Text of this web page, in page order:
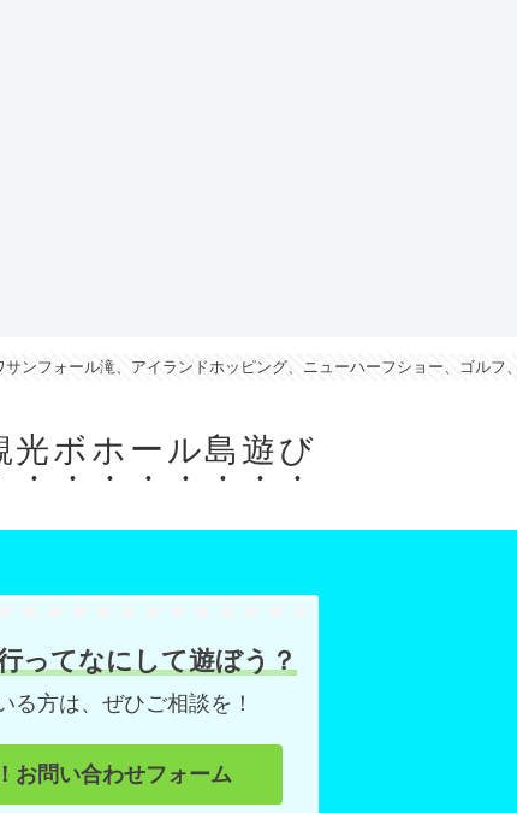
ンフォール滝、アイランドホッピング、ニューハーフショー、ゴルフ
光ボホール島遊び
ってなにして遊ぼう？
る方は、ぜひご相談を！
お問い合わせフォーム